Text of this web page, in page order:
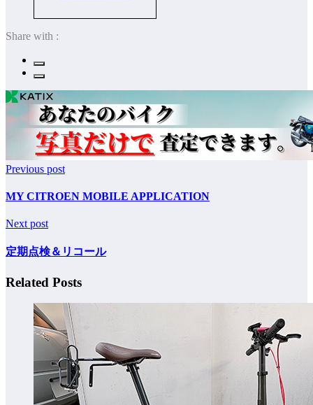
Share with :
Previous post
MY CITROEN MOBILE APPLICATION
Next post
定期点検＆リコール
Related Posts